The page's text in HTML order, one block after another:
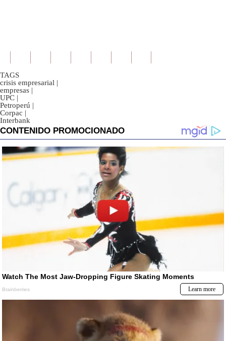
TAGS
crisis empresarial |
empresas |
UPC |
Petroperú |
Corpac |
Interbank